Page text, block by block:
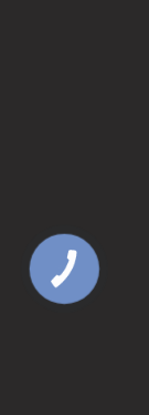
КНОПКА
СВЯЗИ